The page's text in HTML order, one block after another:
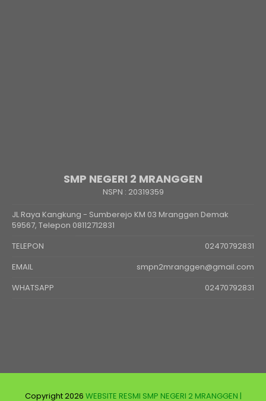
SMP NEGERI 2 MRANGGEN
NSPN : 20319359
JL Raya Kangkung - Sumberejo KM 03 Mranggen Demak
59567, Telepon 08112712831
TELEPON
02470792831
EMAIL
smpn2mranggen@gmail.com
WHATSAPP
02470792831
Copyright 2026 WEBSITE RESMI SMP NEGERI 2 MRANGGEN |